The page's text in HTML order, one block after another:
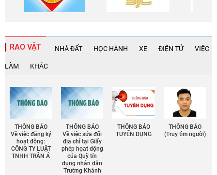
RAO VẶT NHÀ ĐẤT HỌC HÀNH XE ĐIỆN TỬ VIỆC
LÀM KHÁC
THÔNG BÁO
Về việc đăng ký
hoạt động:
CÔNG TY LUẬT
TNHH TRẦN Á
THÔNG BÁO
Về việc sửa đổi
địa chỉ tại Giấy
phép họat động
của Quỹ tín
dụng nhân dân
Trường Khánh
THÔNG BÁO
TUYỂN DỤNG
THÔNG BÁO
(Truy tìm người)